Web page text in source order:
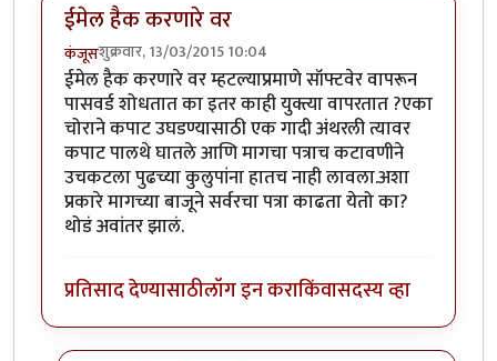
ईमेल हैक करणारे वर
कंजूसशुक्रवार, 13/03/2015 10:04
ईमेल हैक करणारे वर म्हटल्याप्रमाणे सॉफ्टवेर वापरून
पासवर्ड शोधतात का इतर काही युक्त्या वापरतात ?एका
चोराने कपाट उघडण्यासाठी एक गादी अंथरली त्यावर
कपाट पालथे घातले आणि मागचा पत्राच कटावणीने
उचकटला पुढच्या कुलुपांना हातच नाही लावला.अशा
प्रकारे मागच्या बाजूने सर्वरचा पत्रा काढता येतो का?
थोडं अवांतर झालं.
प्रतिसाद देण्यासाठीलॉग इन कराकिंवासदस्य व्हा